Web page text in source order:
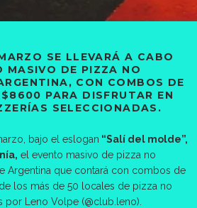
SE LLEVARÁ A CABO
MASIVO DE PIZZA NO
CON COMBOS DE
PARA DISFRUTAR EN
SELECCIONADAS.
bajo el eslogan “Salí del molde”,
el evento masivo de pizza no
Argentina que contará con combos de
los más de 50 locales de pizza no
Leno Volpe (@club.leno).